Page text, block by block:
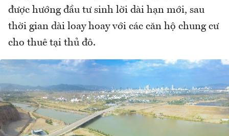
được hướng đầu tư sinh lời dài hạn mới, sau
thời gian dài loay hoay với các căn hộ chung cư
cho thuê tại thủ đô.